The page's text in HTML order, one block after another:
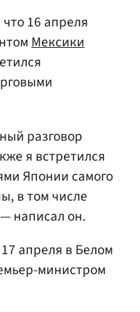
16 апреля
Мексики
разговор
я встретился
Японии самого
в том числе
написал он.
апреля в Белом
министром